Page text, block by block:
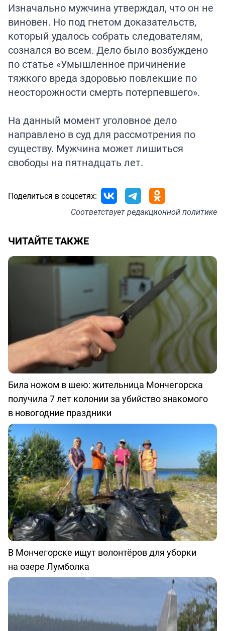
Изначально мужчина утверждал, что он не
виновен. Но под гнетом доказательств,
который удалось собрать следователям,
сознался во всем. Дело было возбуждено
по статье «Умышленное причинение
тяжкого вреда здоровью повлекшие по
неосторожности смерть потерпевшего».
На данный момент уголовное дело
направлено в суд для рассмотрения по
существу. Мужчина может лишиться
свободы на пятнадцать лет.
Поделиться в соцсетях:
Соответствуетредакционной политике
ЧИТАЙТЕ ТАКЖЕ
Била ножом в шею: жительница Мончегорска
получила 7 лет колонии за убийство знакомого
в новогодние праздники
В Мончегорске ищут волонтёров для уборки
на озере Лумболка